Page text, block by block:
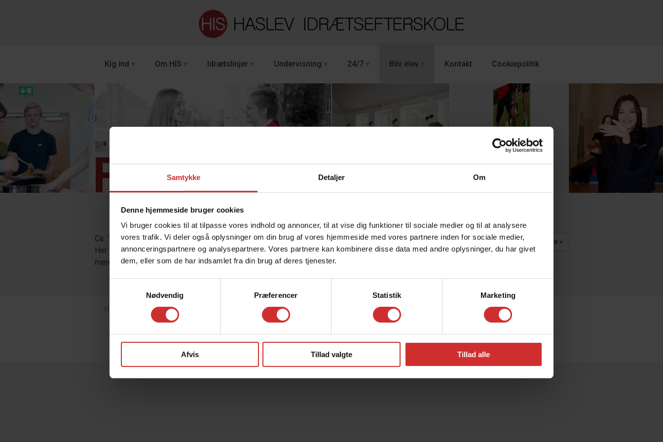
Samtykke Detaljer Om
Denne hjemmeside bruger cookies
Vi bruger cookies til at tilpasse vores indhold og annoncer, til at vise dig funktioner til sociale medier og til at analysere
vores trafik. Vi deler også oplysninger om din brug af vores hjemmeside med vores partnere inden for sociale medier,
annonceringspartnere og analysepartnere. Vores partnere kan kombinere disse data med andre oplysninger, du har givet
dem, eller som de har indsamlet fra din brug af deres tjenester.
Nødvendig
Præferencer Statistik Marketing
Afvis Tillad valgte Tillad alle
Kig ind Om HIS Idrætslinjer Undervisning 24/7 Bliv elev Kontakt Cookiepolitik
Forventningssamtale
Ca. 1 ½ år før du skal starte på HIS, bliver du inviteret til en forventningsamtale.
Her vil vi gerne vil tale med dig om, hvorfor du har valgt os og fortælle dig lidt
mere om, hvad vi er for en skole, så vi er sikre på, at vi er et ’godt match’ for dig.
Se hele kalenderen
Haslev Idrætsefterskole Haslev|tlf. adm@his-haslev.dk